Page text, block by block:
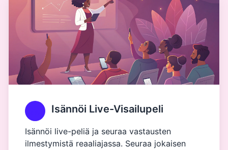
Isännöi Live-Visailupeli
Isännöi live-peliä ja seuraa vastausten
ilmestymistä reaaliajassa. Seuraa jokaisen